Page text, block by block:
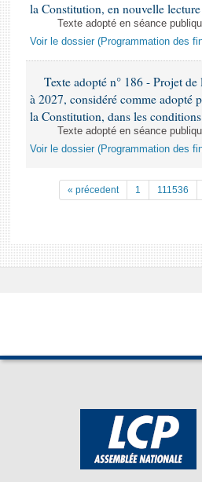
la Constitution, en nouvelle lecture
Texte adopté en séance
Voir le dossier (Programmation des
Texte adopté n° 186 - Projet
à 2027, considéré comme adopté
la Constitution, dans les
Texte adopté en séance
Voir le dossier (Programmation des
« précedent 1 111536